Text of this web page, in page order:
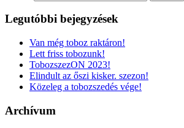
Legutóbbi bejegyzések
Van még toboz raktáron!
Lett friss tobozunk!
TobozszezON 2023!
Elindult az őszi kisker. szezon!
Közeleg a tobozszedés vége!
Archívum